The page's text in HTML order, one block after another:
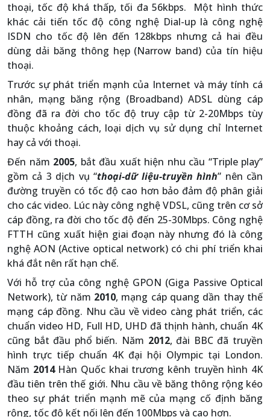
thoại, tốc độ khá thấp, tối đa 56kbps. Một hình thức
khác cải tiến tốc độ công nghệ Dial-up là công nghệ
ISDN cho tốc độ lên đến 128kbps nhưng cả hai đều
dùng dải băng thông hẹp (Narrow band) của tín hiệu
thoại.
Trước sự phát triển mạnh của Internet và máy tính cá
nhân, mạng băng rộng (Broadband) ADSL dùng cáp
đồng đã ra đời cho tốc độ truy cập từ 2-20Mbps tùy
thuộc khoảng cách, loại dịch vụ sử dụng chỉ Internet
hay cả với thoại.
Đến năm 2005, bắt đầu xuất hiện nhu cầu “Triple play”
gồm cả 3 dịch vụ “thoại-dữ liệu-truyền hình” nên cần
đường truyền có tốc độ cao hơn bảo đảm độ phân giải
cho các video. Lúc này công nghệ VDSL, cũng trên cơ sở
cáp đồng, ra đời cho tốc độ đến 25-30Mbps. Công nghệ
FTTH cũng xuất hiện giai đoạn này nhưng đó là công
nghệ AON (Active optical network) có chi phí triển khai
khá đắt nên rất hạn chế.
Với hỗ trợ của công nghệ GPON (Giga Passive Optical
Network), từ năm 2010, mạng cáp quang dần thay thế
mạng cáp đồng. Nhu cầu về video càng phát triển, các
chuẩn video HD, Full HD, UHD đã thịnh hành, chuẩn 4K
cũng bắt đầu phổ biến. Năm 2012, đài BBC đã truyền
hình trực tiếp chuẩn 4K đại hội Olympic tại London.
Năm 2014 Hàn Quốc khai trương kênh truyền hình 4K
đầu tiên trên thế giới. Nhu cầu về băng thông rộng kéo
theo sự phát triển mạnh mẽ của mạng cố định băng
rộng, tốc độ kết nối lên đến 100Mbps và cao hơn.